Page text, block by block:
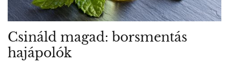
Csináld magad: borsmentás
hajápolók